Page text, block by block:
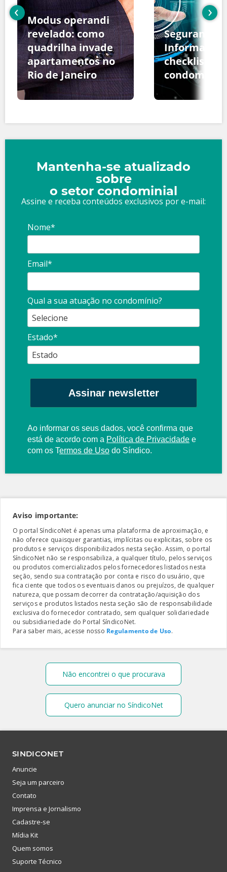
Modus operandi
revelado: como
quadrilha invade
apartamentos no
Rio de Janeiro
Segurança
Informação:
checklist
‹ ›
Mantenha-se atualizado
sobre
o setor condominial
Assine e receba conteúdos exclusivos por e-mail:
Nome*
Email*
Qual a sua atuação no condomínio?
Estado*
Assinar newsletter
Ao informar os seus dados, você confirma que
está de acordo com a Política de Privacidade e
com os Termos de Uso do Síndico.
Aviso importante:
O portal SíndicoNet é apenas uma plataforma de aproximação, e
não oferece quaisquer garantias, implícitas ou explicitas, sobre os
produtos e serviços disponibilizados nesta seção. Assim, o portal
SíndicoNet não se responsabiliza, a qualquer título, pelos serviços
ou produtos comercializados pelos fornecedores listados nesta
seção, sendo sua contratação por conta e risco do usuário, que
fica ciente que todos os eventuais danos ou prejuízos, de qualquer
natureza, que possam decorrer da contratação/aquisição dos
serviços e produtos listados nesta seção são de responsabilidade
exclusiva do fornecedor contratado, sem qualquer solidariedade
ou subsidiariedade do Portal SíndicoNet.
Para saber mais, acesse nosso Regulamento de Uso.
Não encontrei o que procurava
Quero anunciar no SíndicoNet
SINDICONET
Anuncie
Seja um parceiro
Contato
Imprensa e Jornalismo
Cadastre-se
Mídia Kit
Quem somos
Suporte Técnico